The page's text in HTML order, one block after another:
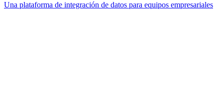
Una plataforma de integración de datos para equipos empresariales